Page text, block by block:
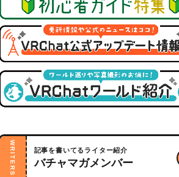
WRITERS 記事を書いてるライター紹介
バチャマガメンバー